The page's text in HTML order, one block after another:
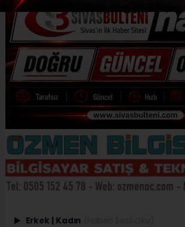
Erkek | Kadın